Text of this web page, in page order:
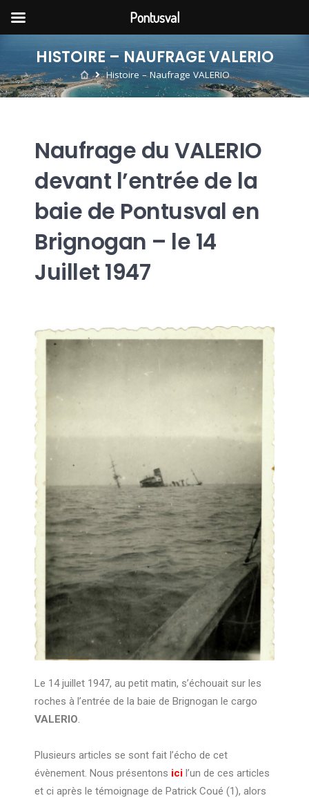
HISTOIRE – NAUFRAGE VALERIO
Histoire – Naufrage VALERIO
Naufrage du VALERIO
devant l’entrée de la
baie de Pontusval en
Brignogan – le 14
Juillet 1947
Le 14 juillet 1947, au petit matin, s’échouait sur les
roches à l’entrée de la baie de Brignogan le cargo
VALERIO
Plusieurs articles se sont fait l’écho de cet
évènement. Nous présentons ici l’un de ces articles
et ci après le témoignage de Patrick Coué (1), alors
Pontusval